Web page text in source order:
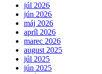
júl 2026
jún 2026
máj 2026
apríl 2026
marec 2026
august 2025
júl 2025
jún 2025